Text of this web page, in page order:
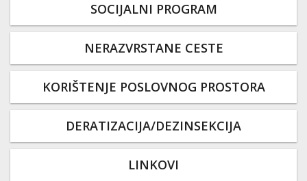
SOCIJALNI PROGRAM
NERAZVRSTANE CESTE
KORIŠTENJE POSLOVNOG PROSTORA
DERATIZACIJA/DEZINSEKCIJA
LINKOVI